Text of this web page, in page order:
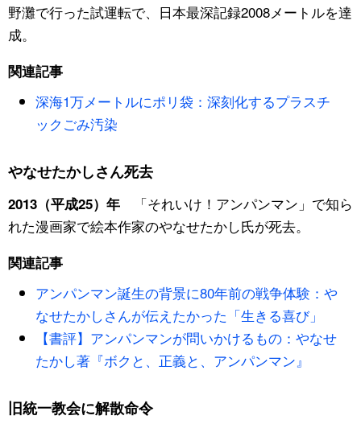
野灘で行った試運転で、日本最深記録2008メートルを達
成。
関連記事
深海1万メートルにポリ袋：深刻化するプラスチ
ックごみ汚染
やなせたかしさん死去
2013（平成25）年「それいけ！アンパンマン」で知ら
れた漫画家で絵本作家のやなせたかし氏が死去。
関連記事
アンパンマン誕生の背景に80年前の戦争体験：や
なせたかしさんが伝えたかった「生きる喜び」
【書評】アンパンマンが問いかけるもの：やなせ
たかし著『ボクと、正義と、アンパンマン』
旧統一教会に解散命令